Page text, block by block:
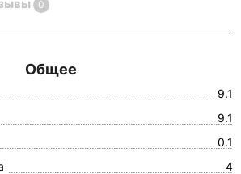
0
Общее
9.1
9.1
0.1
4